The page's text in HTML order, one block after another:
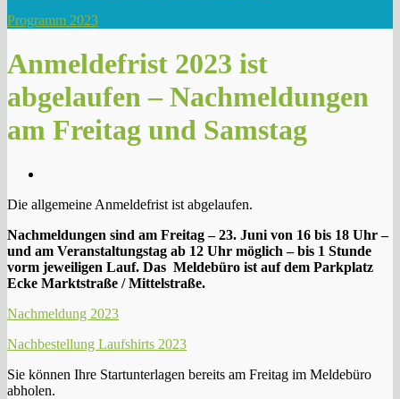
Programm 2023
Anmeldefrist 2023 ist
abgelaufen – Nachmeldungen
am Freitag und Samstag
Die allgemeine Anmeldefrist ist abgelaufen.
Nachmeldungen sind am Freitag – 23. Juni von 16 bis 18 Uhr –
und am Veranstaltungstag ab 12 Uhr möglich – bis 1 Stunde
vorm jeweiligen Lauf. Das Meldebüro ist auf dem Parkplatz
Ecke Marktstraße / Mittelstraße.
Nachmeldung 2023
Nachbestellung Laufshirts 2023
Sie können Ihre Startunterlagen bereits am Freitag im Meldebüro
abholen.